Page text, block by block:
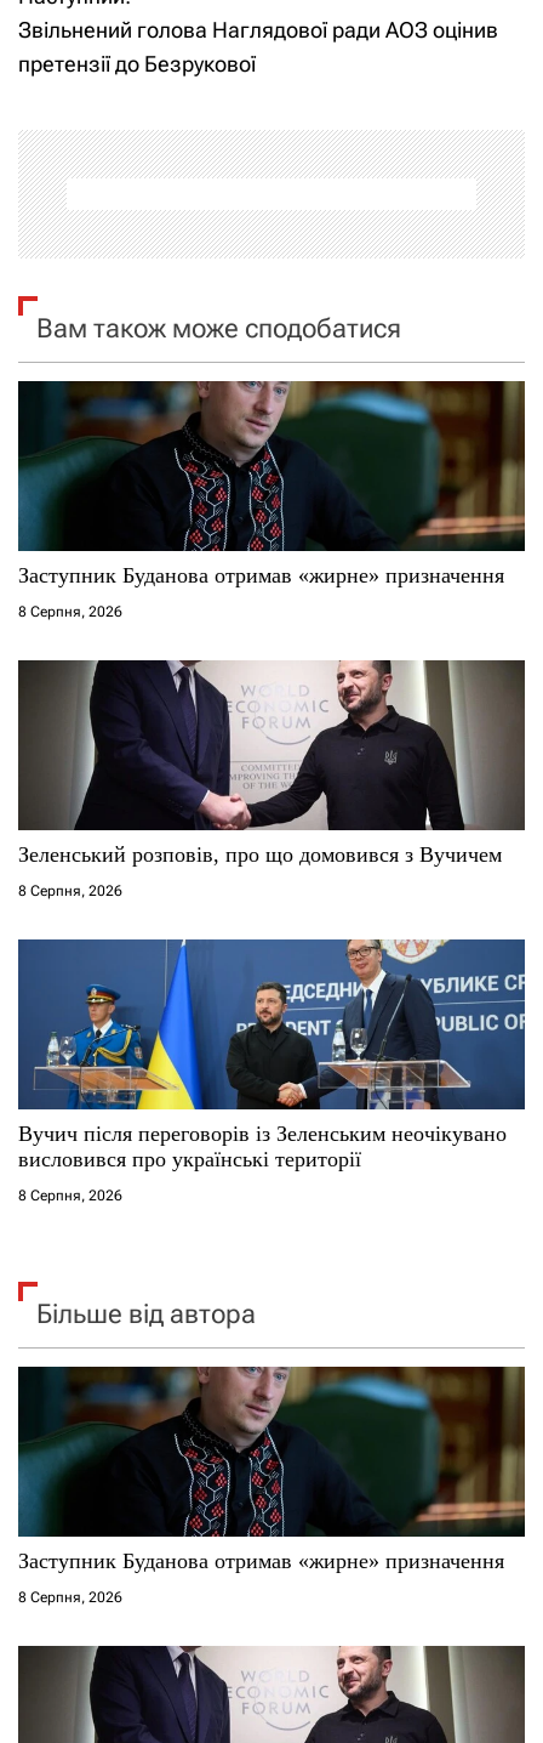
і
а
ц
і
я
з
п
и
с
Звільнений голова Наглядової ради АОЗ оцінив
претензії до Безрукової
Вам також може сподобатися
Заступник Буданова отримав «жирне» призначення
8 Серпня, 2026
Зеленський розповів, про що домовився з Вучичем
8 Серпня, 2026
Вучич після переговорів із Зеленським неочікувано
висловився про українські території
8 Серпня, 2026
Більше від автора
Заступник Буданова отримав «жирне» призначення
8 Серпня, 2026